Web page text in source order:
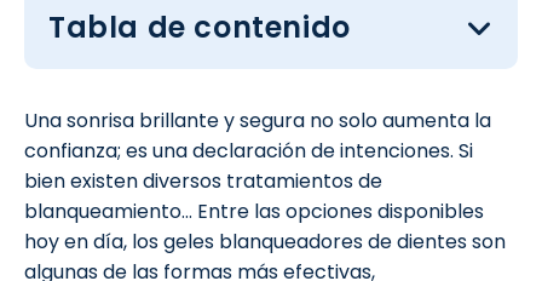
Tabla de contenido
Una sonrisa brillante y segura no solo aumenta la
confianza; es una declaración de intenciones. Si
bien existen diversos tratamientos de
blanqueamiento... Entre las opciones disponibles
hoy en día, los geles blanqueadores de dientes son
algunas de las formas más efectivas,